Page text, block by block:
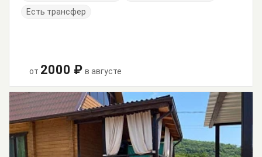
Есть трансфер
от 2000 ₽ в августе